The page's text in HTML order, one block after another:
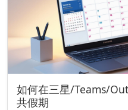
如何在三星/Teams/
共假期